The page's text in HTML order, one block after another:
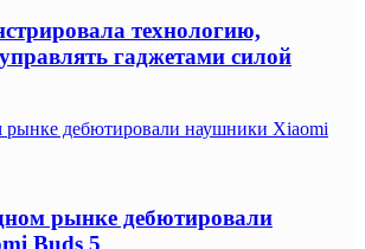
технологию,
гаджетами силой
дебютировали наушники Xiaomi
рынке дебютировали
Buds 5